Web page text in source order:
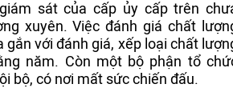
sát của cấp ủy cấp trên
xuyên. Việc đánh giá chất
gắn với đánh giá, xếp loại chất
năm. Còn một bộ phận tổ
bộ, có nơi mất sức chiến đấu.